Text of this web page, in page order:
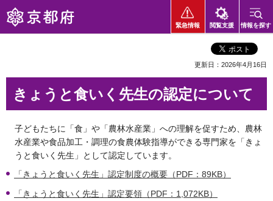
京都府
緊急情報 閲覧支援 情報を探す
更新日：2026年4月16日
きょうと食いく先生の認定について
子どもたちに「食」や「農林水産業」への理解を促すため、農林
水産業や食品加工・調理の食農体験指導ができる専門家を「きょ
うと食いく先生」として認定しています。
「きょうと食いく先生」認定制度の概要（PDF：89KB）
「きょうと食いく先生」認定要領（PDF：1,072KB）